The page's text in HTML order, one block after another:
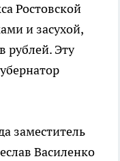
Ростовской
и засухой,
рублей. Эту
заместитель
Василенко